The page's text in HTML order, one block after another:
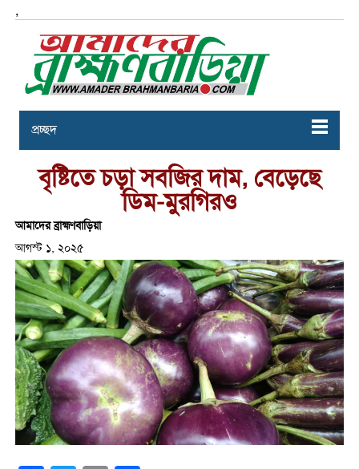
,
প্রচ্ছদ
বৃষ্টিতে চড়া সবজির দাম, বেড়েছে
ডিম-মুরগিরও
আমাদের ব্রাহ্মণবাড়িয়া
আগস্ট ১, ২০২৫